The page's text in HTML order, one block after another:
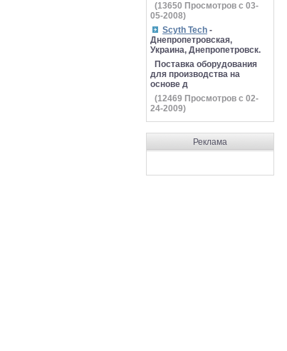
(13650 Просмотров с 03-
05-2008)
Scyth Tech -
Днепропетровская,
Украина, Днепропетровск.
Поставка оборудования
для производства на
основе д
(12469 Просмотров с 02-
24-2009)
Реклама